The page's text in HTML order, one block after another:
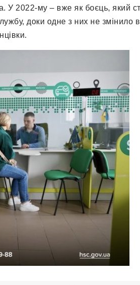
У 2022-му – вже як боєць, який
доки одне з них не змінило